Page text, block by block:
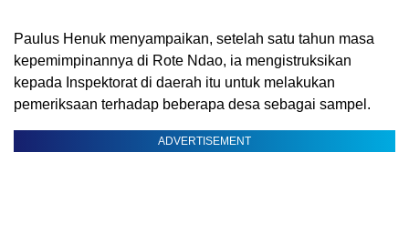
Paulus Henuk menyampaikan, setelah satu tahun masa
kepemimpinannya di Rote Ndao, ia mengistruksikan
kepada Inspektorat di daerah itu untuk melakukan
pemeriksaan terhadap beberapa desa sebagai sampel.
ADVERTISEMENT